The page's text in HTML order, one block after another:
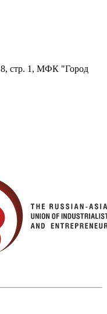
8, стр. 1, МФК "Город